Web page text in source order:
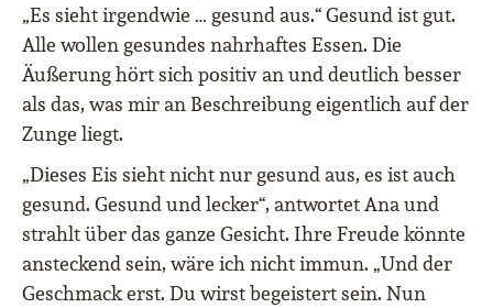
„Es sieht irgendwie … gesund aus.“ Gesund ist gut.
Alle wollen gesundes nahrhaftes Essen. Die
Äußerung hört sich positiv an und deutlich besser
als das, was mir an Beschreibung eigentlich auf der
Zunge liegt.
„Dieses Eis sieht nicht nur gesund aus, es ist auch
gesund. Gesund und lecker“, antwortet Ana und
strahlt über das ganze Gesicht. Ihre Freude könnte
ansteckend sein, wäre ich nicht immun. „Und der
Geschmack erst. Du wirst begeistert sein. Nun